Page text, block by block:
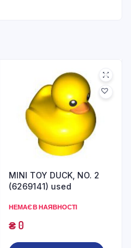
MINI TOY DUCK, NO. 2
(6269141) used
НЕМАЄ В НАЯВНОСТІ
₴0